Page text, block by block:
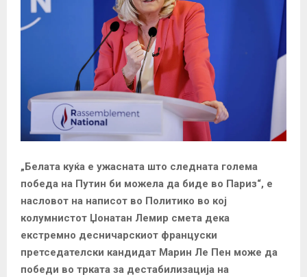
„Белата куќа е ужасната што следната голема
победа на Путин би можела да биде во Париз“, е
насловот на написот во Политико во кој
колумнистот Џонатан Лемир смета дека
екстремно десничарскиот француски
претседателски кандидат Марин Ле Пен може да
победи во трката за дестабилизација на